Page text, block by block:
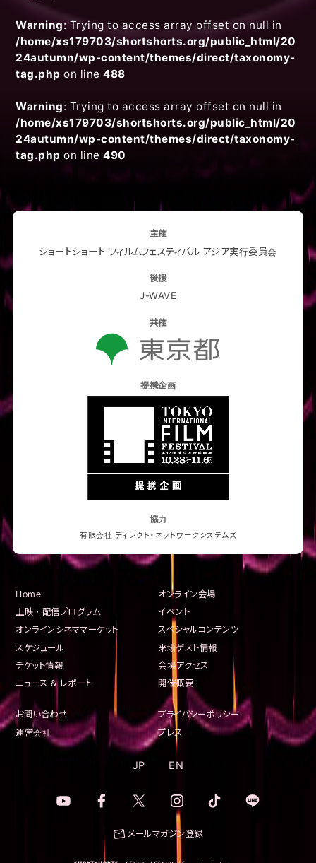
Warning: Trying to access array offset on null in
/home/xs179703/shortshorts.org/public_html/20
24autumn/wp-content/themes/direct/taxonomy-
tag.php on line488
Warning: Trying to access array offset on null in
/home/xs179703/shortshorts.org/public_html/20
24autumn/wp-content/themes/direct/taxonomy-
tag.php on line490
主催
ショートショート フィルムフェスティバル アジア実行委員会
後援
J-WAVE
共催
提携企画
協力
有限会社 ディレクト・ネットワークシステムズ
Home
オンライン会場
上映・配信プログラム
イベント
オンラインシネママーケット
スペシャルコンテンツ
スケジュール
来場ゲスト情報
チケット情報
会場アクセス
ニュース & レポート
開催概要
お問い合わせ
プライバシーポリシー
運営会社
プレス
JP EN
メールマガジン登録